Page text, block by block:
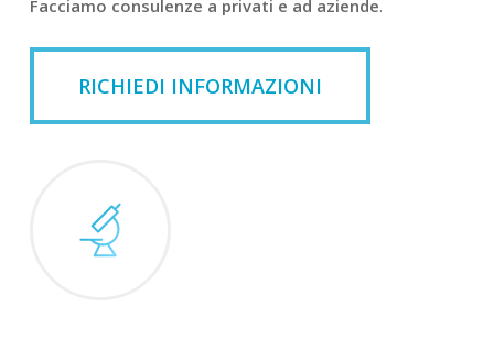
Facciamo consulenze a privati e ad aziende.
RICHIEDI INFORMAZIONI